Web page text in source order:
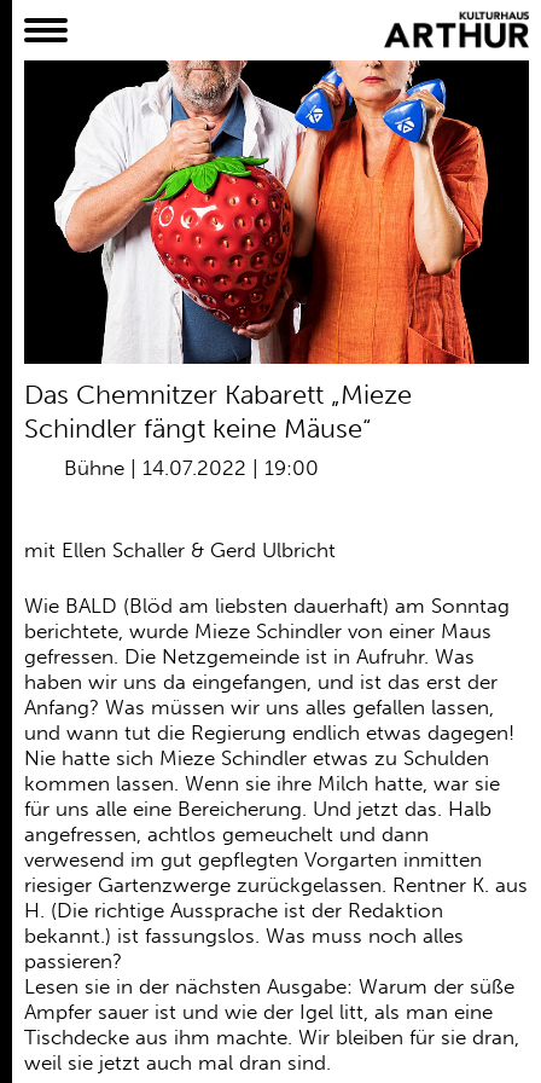
Bühne
Workshop
Kreativangebote
Projekte
Verein
Ehrenamt
Kooperationen
Förderer
Kontakt
Das Chemnitzer Kabarett „Mieze
Schindler fängt keine Mäuse“
Bühne 14.07.2022 | 19:00
mit Ellen Schaller & Gerd Ulbricht
Wie BALD (Blöd am liebsten dauerhaft) am Sonntag
berichtete, wurde Mieze Schindler von einer Maus
gefressen. Die Netzgemeinde ist in Aufruhr. Was
haben wir uns da eingefangen, und ist das erst der
Anfang? Was müssen wir uns alles gefallen lassen,
und wann tut die Regierung endlich etwas dagegen!
Nie hatte sich Mieze Schindler etwas zu Schulden
kommen lassen. Wenn sie ihre Milch hatte, war sie
für uns alle eine Bereicherung. Und jetzt das. Halb
angefressen, achtlos gemeuchelt und dann
verwesend im gut gepflegten Vorgarten inmitten
riesiger Gartenzwerge zurückgelassen. Rentner K. aus
H. (Die richtige Aussprache ist der Redaktion
bekannt.) ist fassungslos. Was muss noch alles
passieren?
Lesen sie in der nächsten Ausgabe: Warum der süße
Ampfer sauer ist und wie der Igel litt, als man eine
Tischdecke aus ihm machte. Wir bleiben für sie dran,
weil sie jetzt auch mal dran sind.